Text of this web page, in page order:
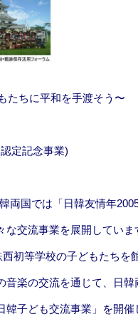
たちに平和を手渡そう〜
定記念事業)
両国では「日韓友情年2005
交流事業を展開していま
初等学校の子どもたちを
楽の交流を通じて、日韓
子ども交流事業」を開催